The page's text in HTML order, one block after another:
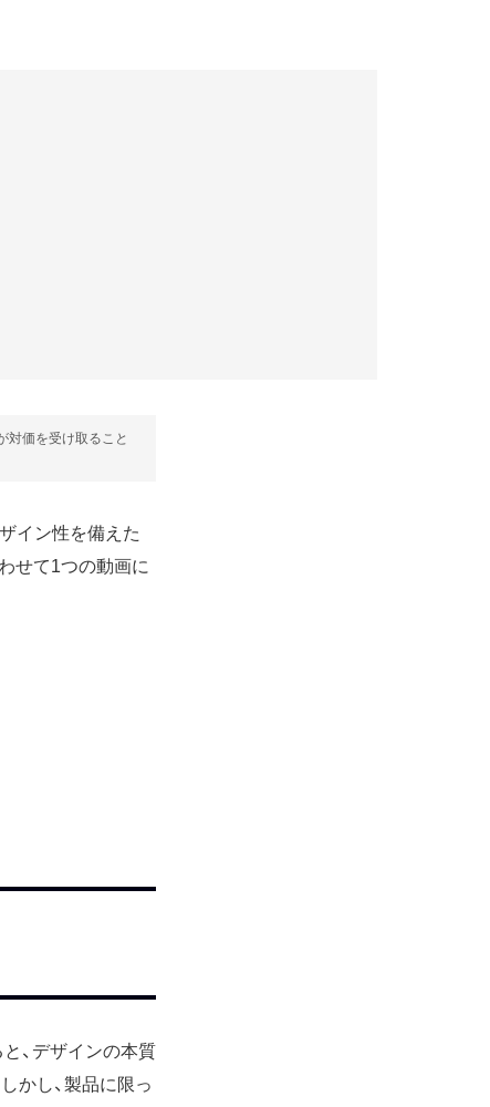
対価を受け取ること
イン性を備えた
せて1つの動画に
、デザインの本質
かし、製品に限っ